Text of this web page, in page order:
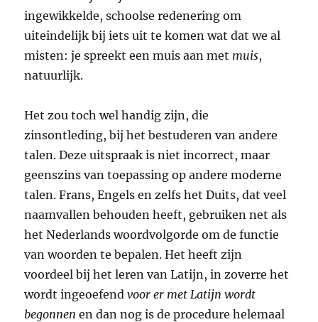
ingewikkelde, schoolse redenering om
uiteindelijk bij iets uit te komen wat dat we al
misten: je spreekt een muis aan met muis,
natuurlijk.
Het zou toch wel handig zijn, die
zinsontleding, bij het bestuderen van andere
talen. Deze uitspraak is niet incorrect, maar
geenszins van toepassing op andere moderne
talen. Frans, Engels en zelfs het Duits, dat veel
naamvallen behouden heeft, gebruiken net als
het Nederlands woordvolgorde om de functie
van woorden te bepalen. Het heeft zijn
voordeel bij het leren van Latijn, in zoverre het
wordt ingeoefendvoor er met Latijn wordt
begonnen en dan nog is de procedure helemaal